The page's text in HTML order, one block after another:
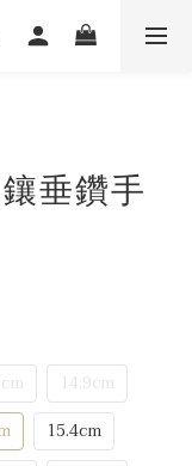
垂鑽手
14.9cm
15.4cm